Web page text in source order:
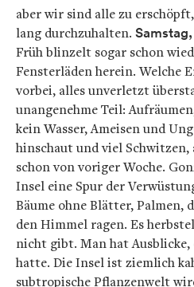
aber wir sind alle zu
lang durchzuhalten.
Früh blinzelt sogar schon
Fensterläden herein. Welche
vorbei, alles unverletzt
unangenehme Teil:
kein Wasser, Ameisen und
hinschaut und viel Schwitzen,
schon von voriger Woche.
Insel eine Spur der
Bäume ohne Blätter, Palmen,
den Himmel ragen. Es
nicht gibt. Man hat
hatte. Die Insel ist ziemlich
subtropische Pflanzenwelt